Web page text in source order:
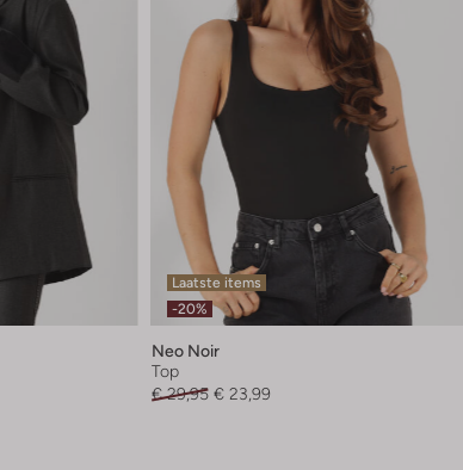
Laatste items
-20%
Neo Noir
Top
€ 29,95 € 23,99